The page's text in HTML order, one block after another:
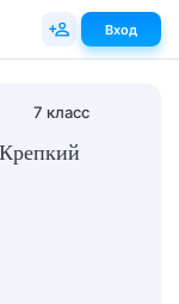
7 класс
Вход